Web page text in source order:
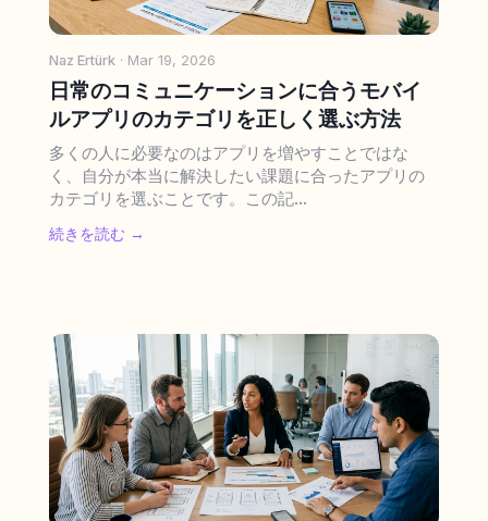
Naz Ertürk · Mar 19, 2026
日常のコミュニケーションに合うモバイ
ルアプリのカテゴリを正しく選ぶ方法
多くの人に必要なのはアプリを増やすことではな
く、自分が本当に解決したい課題に合ったアプリの
カテゴリを選ぶことです。この記...
続きを読む →